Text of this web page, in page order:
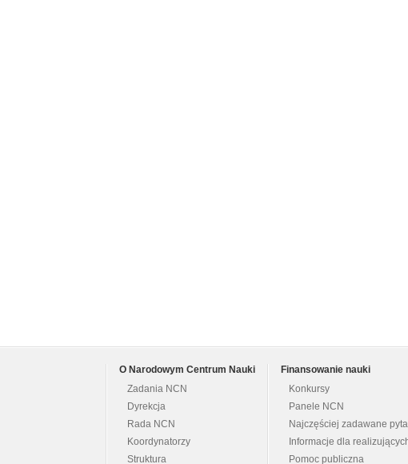
O Narodowym Centrum Nauki
Zadania NCN
Dyrekcja
Rada NCN
Koordynatorzy
Struktura
Finansowanie nauki
Konkursy
Panele NCN
Najczęściej zadawane
Informacje dla
Pomoc publiczna